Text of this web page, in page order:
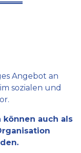
Angebot an
sozialen und
auch als